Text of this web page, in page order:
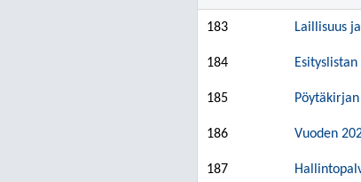
183 Laillisuus
184
185
186 Vuoden
187